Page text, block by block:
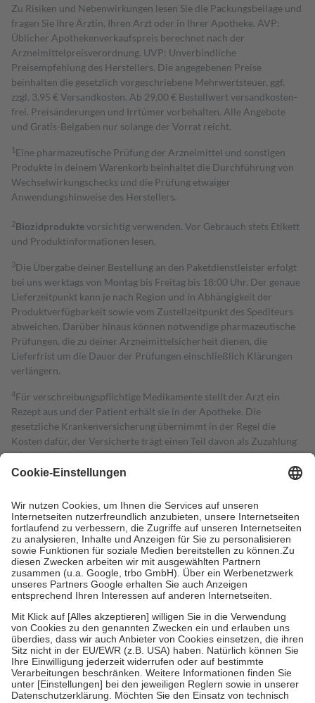
Zu Risiken und Nebenwirkungen lesen Sie die Packungsbeilage und
fragen Sie Ihre Ärztin, Ihren Arzt oder in Ihrer Apotheke. AVP:
Üblicher Apothekenverkaufspreis berechnet nach der
Arzneimittelpreisverordnung. UVP: Unverbindliche
Preisempfehlung des Herstellers. Die angegebenen Preise
beinhalten die gesetzlich vorgeschriebene Mehrwertsteuer, ggf.
zzgl. 3,95 € Versandkosten. Ab 29,00 € Bestell­wert versand­kosten­
frei. Preisänderungen und Irrtümer vorbehalten. Alle Angebote
und Gratis-Beigaben nur solange der Vorrat reicht.
1 Eine pharmazeutische Prüfung der Arzneimittel und sonstigen
Produkte in deinem Warenkorb beinhaltet die Durchführung von
Wechselwirkungschecks und die Prüfung etwaiger
Anwendungshinweise des Herstellers.
2Biozidproduktevorsichtig verwenden. Vor Gebrauch stets Etikett
und Produktinformationen lesen.
3Die Übergabe deiner Bestellung an den Paketdienstleister erfolgt
bei uns werktags von Montag bis Freitag bis 18:00 Uhr. Der genaue
Lieferzeitpunkt kann je nach Region und in Abhängigkeit der
Produktverfügbarkeit sowie vom Zustellzeitpunkt des Spediteurs
abweichen. Darüber hinaus können notwendige pharmazeutische
Prüfungen, die zu deiner Arzneimittelsicherheit dienen, die
Lieferfrist um die Dauer der Prüfungen einschließlich Klärungen
verlängern.
4Für verschreibungspflichtige Medikamente stellt der Arzt ein
Rezept aus und der Patient erhält sie in der Apotheke. Die
gesetzliche Krankenversicherung übernimmt in der Regel die
Kosten dafür, der Versicherte trägt einen Teil davon als Zuzahlung
mit.
Grundsätzlich leisten Mitglieder Zuzahlungen in Höhe von zehn
höchstens zehn Euro.
Es sind jedoch nie mehr als die tatsächlichen
Kosten der Leistung zu entrichten.
Diese Regeln gelten grundsätzlich auch für Online-Apotheken.
Bei Heilmitteln und häuslicher Krankenpflege beträgt die
Zuzahlung zehn Prozent der Kosten sowie zehn Euro je
Verordnung.
Um das Engagement der Versicherten für ihre eigene Gesundheit zu
stärken und die besondere Stellung der Familie zu unterstützen,
fallenkeine Zuzahlungenan bei:
• Kindern und Jugendlichen bis zum vollendeten 18. Lebensjahr
mit Ausnahme der Fahrkosten
• Untersuchungen zur Vorsorge und Früherkennung, die von der
GKV getragen werden
• empfohlenen Schutzimpfungen